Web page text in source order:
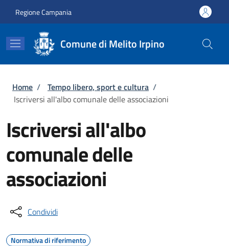
Regione Campania
Comune di Melito Irpino
Briciole di pane
Home / Tempo libero, sport e cultura /
Iscriversi all'albo comunale delle associazioni
Iscriversi all'albo
comunale delle
associazioni
Condividi
Normativa di riferimento